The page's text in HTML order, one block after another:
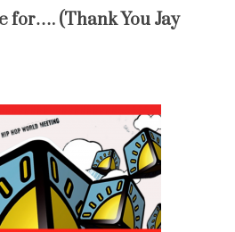
for…. (Thank You Jay